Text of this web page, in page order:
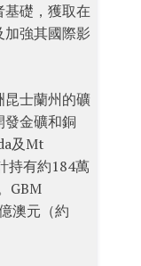
礎，獲取在
強其國際影
昆士蘭州的礦
發金礦和銅
及Mt
持有約184萬
GBM
澳元（約